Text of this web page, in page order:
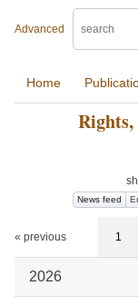
Advanced
Home
Rights,
News feed
« previous 1
2026